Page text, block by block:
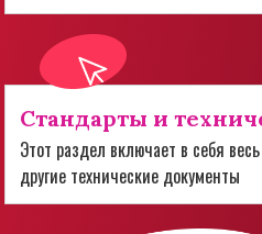
Стандарты и
Этот раздел включает в себя
другие технические документы